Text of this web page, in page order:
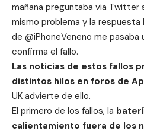
mañana preguntaba via Twitter
mismo problema y la
de @iPhoneVeneno me pasaba
confirma el fallo.
Las noticias de estos fallos
distintos hilos en foros de
UK advierte de ello.
El primero de los fallos, la
calientamiento fuera de los